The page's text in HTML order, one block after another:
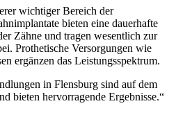
wichtiger Bereich der
bieten eine dauerhafte
Zähne und tragen wesentlich zur
Prothetische Versorgungen wie
ergänzen das Leistungsspektrum.
in Flensburg sind auf dem
bieten hervorragende Ergebnisse.“